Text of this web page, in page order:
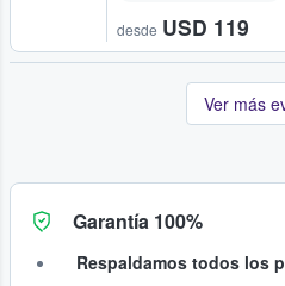
desde USD 119
Ver más
Garantía 100%
Respaldamos todos los